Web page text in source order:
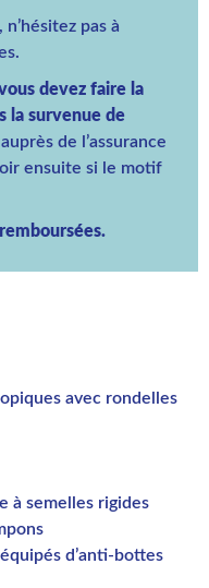
pas à
devez faire la
la survenue de
auprès de l’assurance
ensuite si le motif
avec rondelles
à semelles rigides
d’anti-bottes